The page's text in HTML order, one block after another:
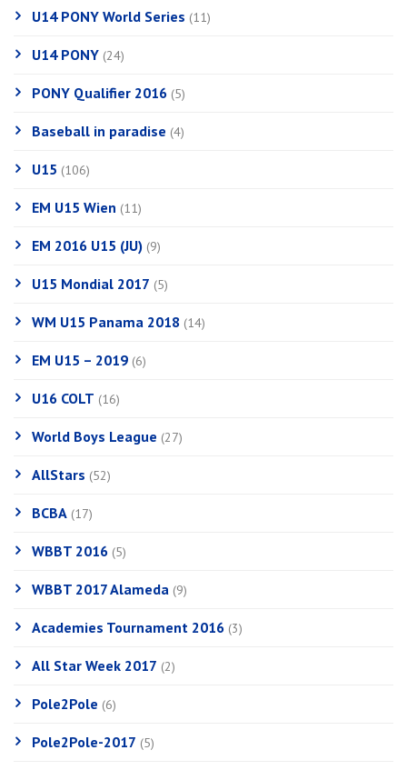
U14 PONY World Series (11)
U14 PONY (24)
PONY Qualifier 2016 (5)
Baseball in paradise (4)
U15 (106)
EM U15 Wien (11)
EM 2016 U15 (JU) (9)
U15 Mondial 2017 (5)
WM U15 Panama 2018 (14)
EM U15 – 2019 (6)
U16 COLT (16)
World Boys League (27)
AllStars (52)
BCBA (17)
WBBT 2016 (5)
WBBT 2017 Alameda (9)
Academies Tournament 2016 (3)
All Star Week 2017 (2)
Pole2Pole (6)
Pole2Pole-2017 (5)